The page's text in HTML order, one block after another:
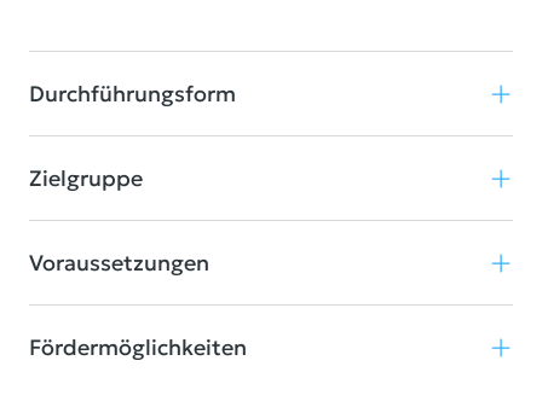
Durchführungsform
Zielgruppe
Voraussetzungen
Fördermöglichkeiten